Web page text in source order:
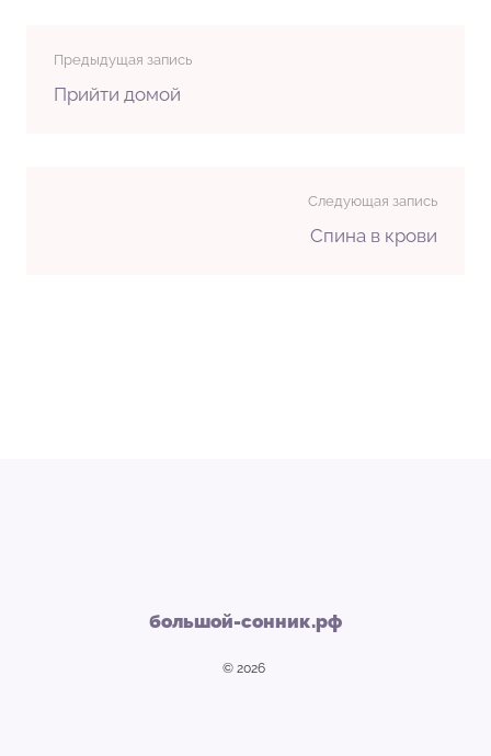
Предыдущая запись
Прийти домой
Следующая запись
Спина в крови
большой-сонник.рф
© 2026